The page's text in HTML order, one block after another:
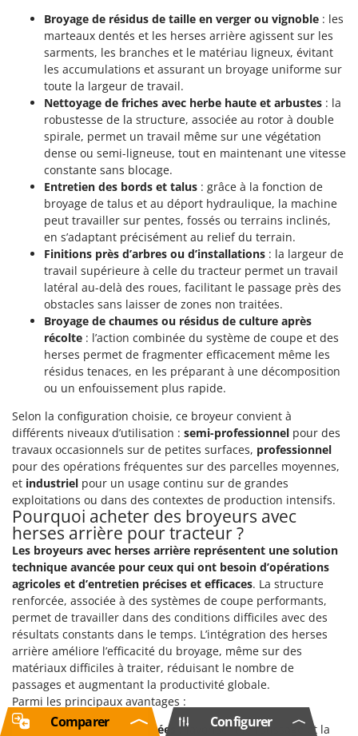
Broyage de résidus de taille en verger ou vignoble : les
marteaux dentés et les herses arrière agissent sur les
sarments, les branches et le matériau ligneux, évitant
les accumulations et assurant un broyage uniforme sur
toute la largeur de travail.
Nettoyage de friches avec herbe haute et arbustes : la
robustesse de la structure, associée au rotor à double
spirale, permet un travail même sur une végétation
dense ou semi-ligneuse, tout en maintenant une vitesse
constante sans blocage.
Entretien des bords et talus : grâce à la fonction de
broyage de talus et au déport hydraulique, la machine
peut travailler sur pentes, fossés ou terrains inclinés,
en s’adaptant précisément au relief du terrain.
Finitions près d’arbres ou d’installations : la largeur de
travail supérieure à celle du tracteur permet un travail
latéral au-delà des roues, facilitant le passage près des
obstacles sans laisser de zones non traitées.
Broyage de chaumes ou résidus de culture après
récolte : l’action combinée du système de coupe et des
herses permet de fragmenter efficacement même les
résidus tenaces, en les préparant à une décomposition
ou un enfouissement plus rapide.
Selon la configuration choisie, ce broyeur convient à
différents niveaux d’utilisation : semi-professionnel pour des
travaux occasionnels sur de petites surfaces, professionnel
pour des opérations fréquentes sur des parcelles moyennes,
et industriel pour un usage continu sur de grandes
exploitations ou dans des contextes de production intensifs.
Pourquoi acheter des broyeurs avec
herses arrière pour tracteur ?
Les broyeurs avec herses arrière représentent une solution
technique avancée pour ceux qui ont besoin d’opérations
agricoles et d’entretien précises et efficaces. La structure
renforcée, associée à des systèmes de coupe performants,
permet de travailler dans des conditions difficiles avec des
résultats constants dans le temps. L’intégration des herses
arrière améliore l’efficacité du broyage, même sur des
matériaux difficiles à traiter, réduisant le nombre de
passages et augmentant la productivité globale.
Parmi les principaux avantages :
Herses arrière intégrées
: favorisent le ratissage et la
Configurer
Comparer